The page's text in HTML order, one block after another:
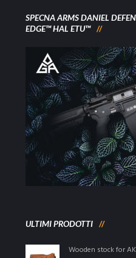
SPECNA ARMS DANIEL
EDGE™ HAL ETU™
ULTIMI PRODOTTI
Wooden stock for